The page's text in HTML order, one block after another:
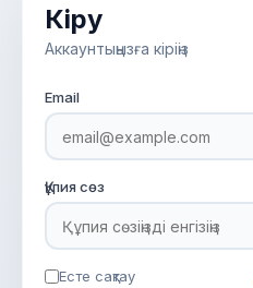
Кіру
Аккаунтыңызға кіріңіз
Email
Құпия сөз
Есте сақтау